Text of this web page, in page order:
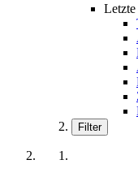
Filter